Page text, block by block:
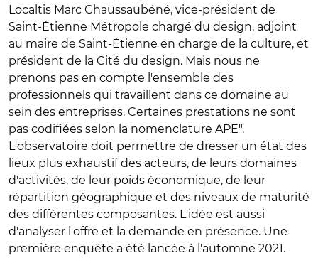
Localtis Marc Chaussaubéné, vice-président de
Saint-Étienne Métropole chargé du design, adjoint
au maire de Saint-Étienne en charge de la culture, et
président de la Cité du design. Mais nous ne
prenons pas en compte l'ensemble des
professionnels qui travaillent dans ce domaine au
sein des entreprises. Certaines prestations ne sont
pas codifiées selon la nomenclature APE".
L'observatoire doit permettre de dresser un état des
lieux plus exhaustif des acteurs, de leurs domaines
d'activités, de leur poids économique, de leur
répartition géographique et des niveaux de maturité
des différentes composantes. L'idée est aussi
d'analyser l'offre et la demande en présence. Une
première enquête a été lancée à l'automne 2021.